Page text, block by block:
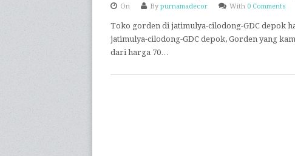
On By purnamadecor With 0 Comments
Toko gorden di jatimulya-cilodong-GDC depok
jatimulya-cilodong-GDC depok, Gorden yang
dari harga 70…